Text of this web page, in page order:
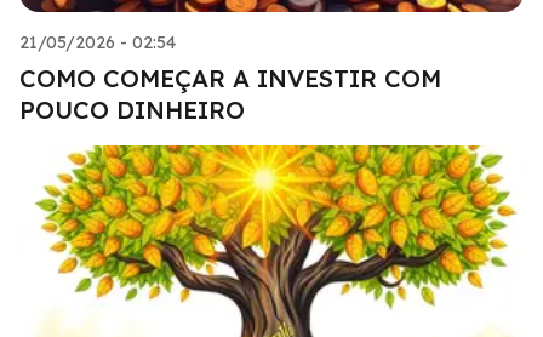
21/05/2026 - 02:54
COMO COMEÇAR A INVESTIR COM
POUCO DINHEIRO